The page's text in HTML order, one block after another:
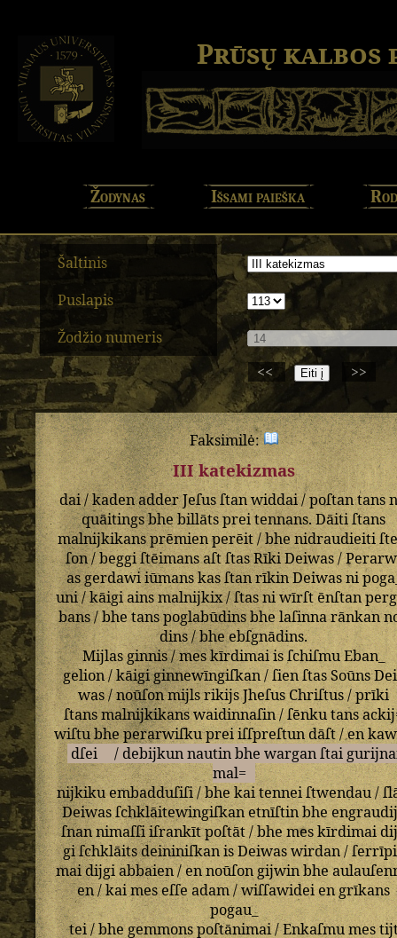
Prūsų kalbos
Žodynas Išsami paieška
Šaltinis
Puslapis
Žodžio numeris
<<
>>
Faksimilė:
III katekizmas
dai/kadenadderJeſusſtanwiddai/poſtantans
quāitingsbhebillāts prei tennans.Dāiti ſtans
malnijkikansprēmienperēit/bhenidraudieiti
ſon/beggiſtēimans aſt ſtasRīkiDeiwas/
asgerdawiiūmanskasſtanrīkinDeiwasni
uni/kāigiainsmalnijkix/ſtasniwīrſtēnſtan
bans/bhe tanspoglabūdinsbhelaſinnarānkan
dins/bheebſgnādins.
Mijlasginnis/meskīrdimaiisſchiſmu Eban_
gelion/kāigiginnewīngiſkan/ſienſtasSoūns
was/noūſonmijls rikijs JheſusChriſtus/prīki
ſtansmalnijkikanswaidinnaſin/ſēnku tans
wiſtubheperarwiſkupreiiſſpreſtundāſt/en
dſei
/ debijkun nautin bhe wargan ſtai
mal=
nijkikuembadduſiſi/bhekaitenneiſtwendau/
Deiwasſchklāitewingiſkanetnīſtinbhe
ſnannimaſſiiſrankītpoſtāt/bhemes kīrdimai
giſchklāitsdeininiſkanisDeiwaswirdan/
maidijgiabbaien/ennoūſongijwinbhe
en/kaimeseſſe adam/wiſſawideien grīkans
pogau_
tei/bhe gemmonspoſtānimai/Enkaſmumes